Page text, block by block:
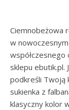
Ciemnobeżowa
w nowoczesnym
współczesnego
sklepu
podkreśli Twoją
sukienka z
klasyczny kolor